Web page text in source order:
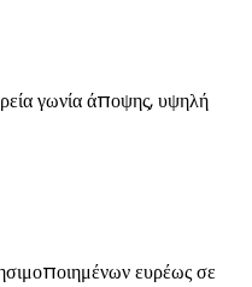
γωνία άποψης, υψηλή
ευρέως σε